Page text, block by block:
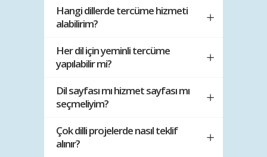
Hangi dillerde tercüme hizmeti
alabilirim?
Her dil için yeminli tercüme
yapılabilir mi?
Dil sayfası mı hizmet sayfası mı
seçmeliyim?
Çok dilli projelerde nasıl teklif
alınır?